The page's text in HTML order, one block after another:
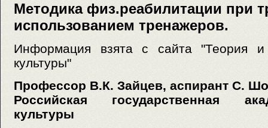
Методика физ.реабилитации при
использованием тренажеров.
Информация взята с сайта "Теория и
культуры"
Профессор В.К. Зайцев, аспирант С.
Российская государственная
культуры